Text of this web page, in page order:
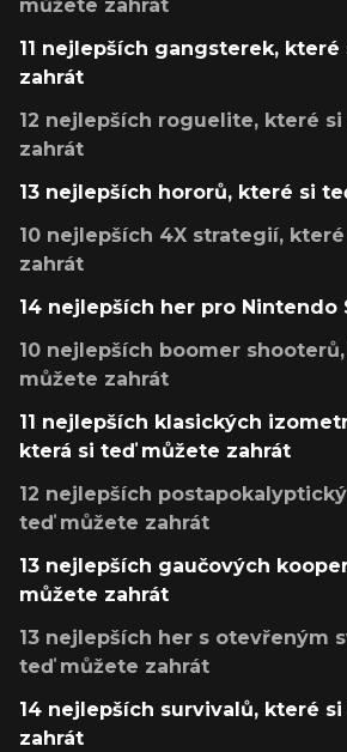
můžete zahrát
11 nejlepších gangsterek,
zahrát
12 nejlepších roguelite, které
zahrát
13 nejlepších hororů, které si
10 nejlepších 4X strategií,
zahrát
14 nejlepších her pro Nintendo
10 nejlepších boomer
můžete zahrát
11 nejlepších klasických
která si teď můžete zahrát
12 nejlepších
teď můžete zahrát
13 nejlepších gaučových
můžete zahrát
13 nejlepších her s otevřeným
teď můžete zahrát
14 nejlepších survivalů, které
zahrát